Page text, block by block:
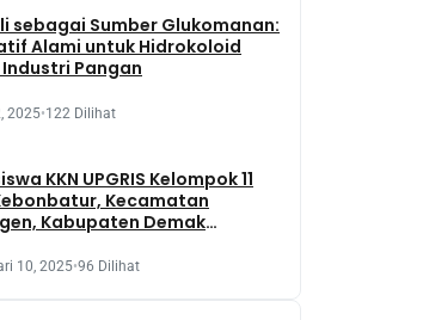
sebagai Sumber Glukomanan:
Alami untuk Hidrokoloid
Pangan
2025•122 Dilihat
KKN UPGRIS Kelompok 11
Kecamatan
Kabupaten Demak
Memanfaatkan Lahan
10, 2025•96 Dilihat